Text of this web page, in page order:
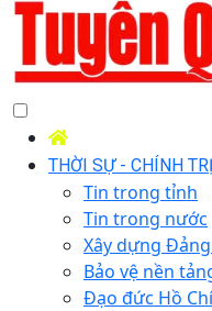
THỜI SỰ - CHÍNH TRỊ
Tin trong tỉnh
Tin trong nước
Xây dựng
Bảo vệ nền
Đạo đức Hồ